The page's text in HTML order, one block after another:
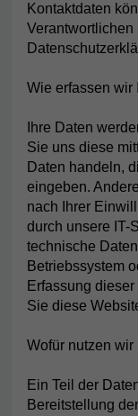
Kontaktdaten
Verantwortlichen
Wie erfassen wir
Ihre Daten
Sie uns diese
Daten handeln,
eingeben.
nach Ihrer
durch unsere IT-
technische
Betriebssystem
Erfassung
Sie diese
Wofür nutzen wir
Ein Teil der
Bereitstellung